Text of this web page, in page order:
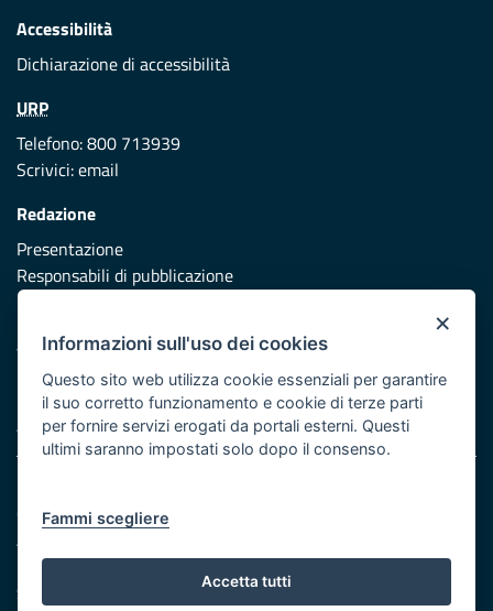
Accessibilità
Dichiarazione di accessibilità
URP
Telefono: 800 713939
Scrivici:email
Redazione
Presentazione
Responsabili di pubblicazione
Vai al sito di Protezione Civile Puglia
Iniziativa finanziata con risorse del POR Puglia 2014/2020 -
Asse XI
Cookie e privacy
Atti di notifica
Feed RSS
Servizi Intranet
×
Informazioni sull'uso dei cookies
Questo sito web utilizza cookie essenziali per garantire
il suo corretto funzionamento e cookie di terze parti
per fornire servizi erogati da portali esterni. Questi
ultimi saranno impostati solo dopo il consenso.
Fammi scegliere
Accetta tutti